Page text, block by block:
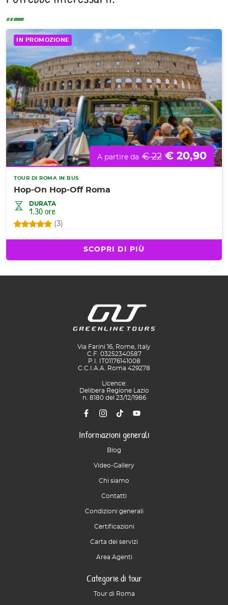
IN PROMOZIONE
A partire da € 22 € 20,90
TOUR DI ROMA IN BUS
Hop-On Hop-Off Roma
DURATA
1.30 ore
(3)
SCOPRI DI PIÙ
Via Farini 16, Rome, Italy
C.F. 03252340587
P.I. IT01176141008
C.C.I.A.A. Roma 429278
Licence:
Delibera Regione Lazio
n. 8180 del 23/12/1986
Informazioni generali
Blog
Video-Gallery
Chi siamo
Contatti
Condizioni generali
Certificazioni
Carta dei servizi
Area Agenti
Categorie di tour
Tour di Roma